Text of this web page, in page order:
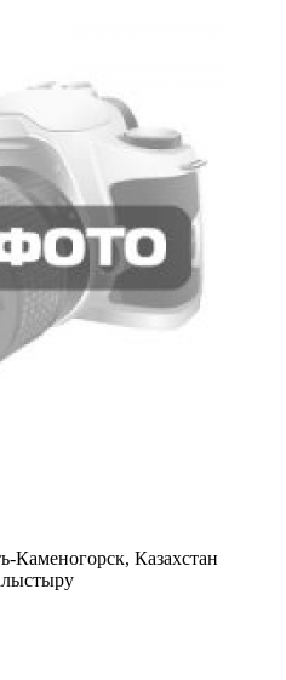
Каменогорск, Казахстан